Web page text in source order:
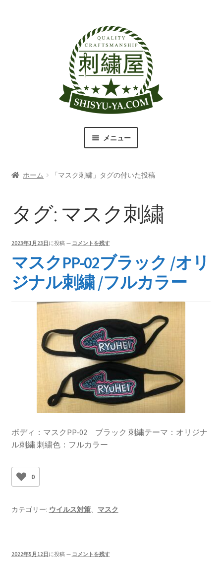
メニュー
書体（フォント）一覧
持ち込みについて
料金・お支払い方法
制作事例
お見積り・お問い合わせ
ホーム 「マスク刺繍」タグの付いた投稿
タグ: マスク刺繍
2023年1月23日に投稿 — コメントを残す
マスクPP-02ブラック /オリ
ジナル刺繍 /フルカラー
ボディ：マスクPP-02 ブラック 刺繍テーマ：オリジナ
ル刺繍 刺繍色：フルカラー
0
カテゴリー: ウイルス対策、 マスク
2022年5月12日 に投稿 — コメントを残す